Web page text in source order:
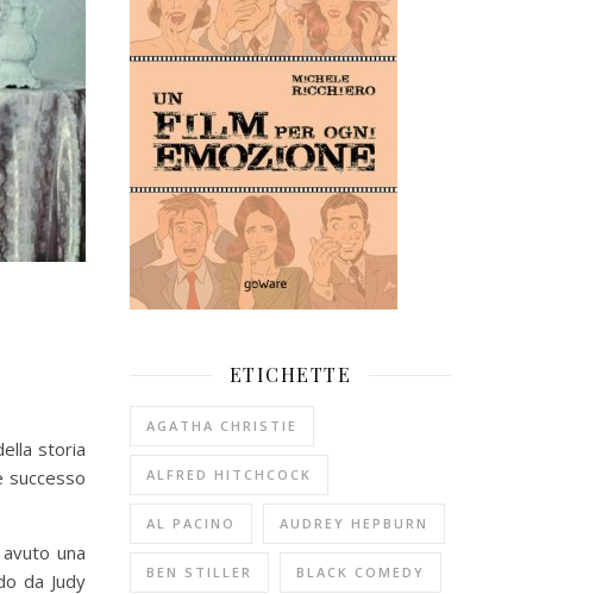
storia
successo
una
da Judy
ETICHETTE
AGATHA CHRISTIE
ALFRED HITCHCOCK
AL PACINO AUDREY HEPBURN
BEN STILLER BLACK COMEDY